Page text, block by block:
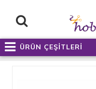
ÜRÜN ÇEŞİTLERİ